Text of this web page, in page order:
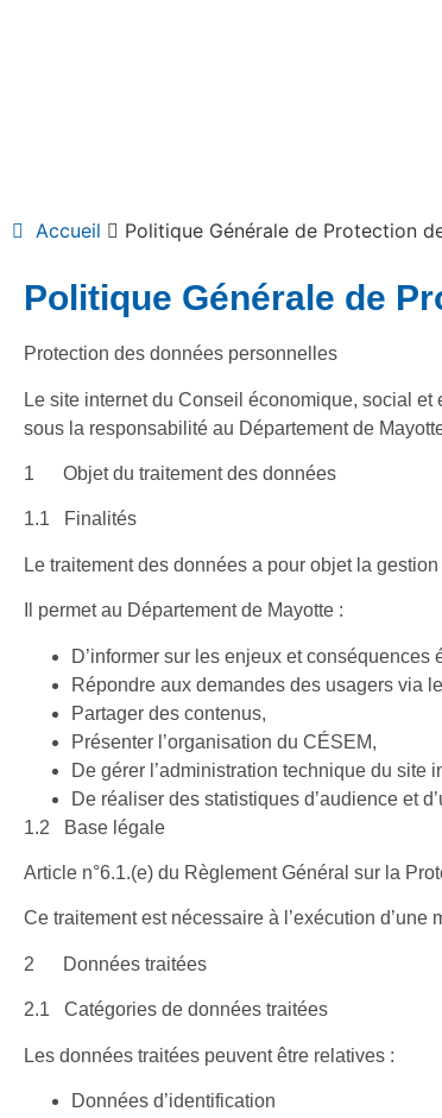
Accueil Politique Générale de Protection
Politique Générale de
Protection des données personnelles
Le site internet du Conseil économique, social
sous la responsabilité au Département de
1 Objet du traitement des données
1.1 Finalités
Le traitement des données a pour objet la
Il permet au Département de Mayotte :
D’informer sur les enjeux et
Répondre aux demandes des usagers via
Partager des contenus,
Présenter l’organisation du CÉSEM,
De gérer l’administration technique du site
De réaliser des statistiques d’audience et
1.2 Base légale
Article n°6.1.(e) du Règlement Général sur la
Ce traitement est nécessaire à l’exécution
2 Données traitées
2.1 Catégories de données traitées
Les données traitées peuvent être relatives :
Données d’identification